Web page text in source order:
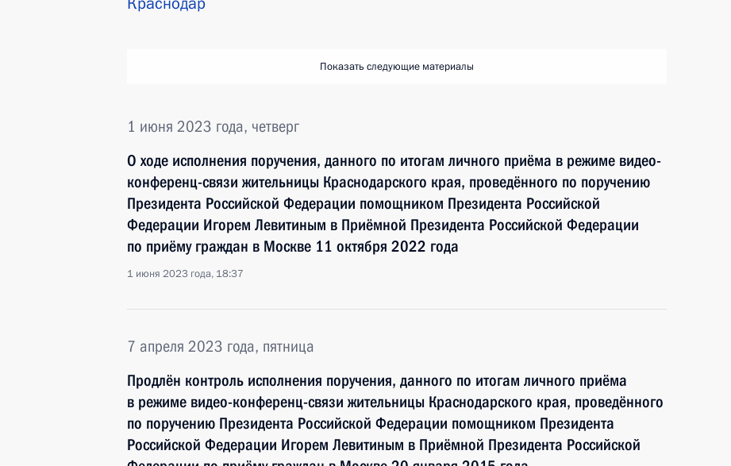
Показать следующие материалы
1 июня 2023 года, четверг
О ходе исполнения поручения, данного по итогам личного приёма в режиме видео-
конференц-связи жительницы Краснодарского края, проведённого по поручению
Президента Российской Федерации помощником Президента Российской
Федерации Игорем Левитиным в Приёмной Президента Российской Федерации
по приёму граждан в Москве 11 октября 2022 года
1 июня 2023 года, 18:37
7 апреля 2023 года, пятница
Продлён контроль исполнения поручения, данного по итогам личного приёма
в режиме видео-конференц-связи жительницы Краснодарского края, проведённого
по поручению Президента Российской Федерации помощником Президента
Российской Федерации Игорем Левитиным в Приёмной Президента Российской